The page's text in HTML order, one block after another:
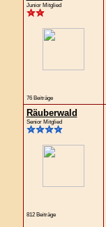
Junior Mitglied
76 Beiträge
Räuberwald
Senior Mitglied
812 Beiträge